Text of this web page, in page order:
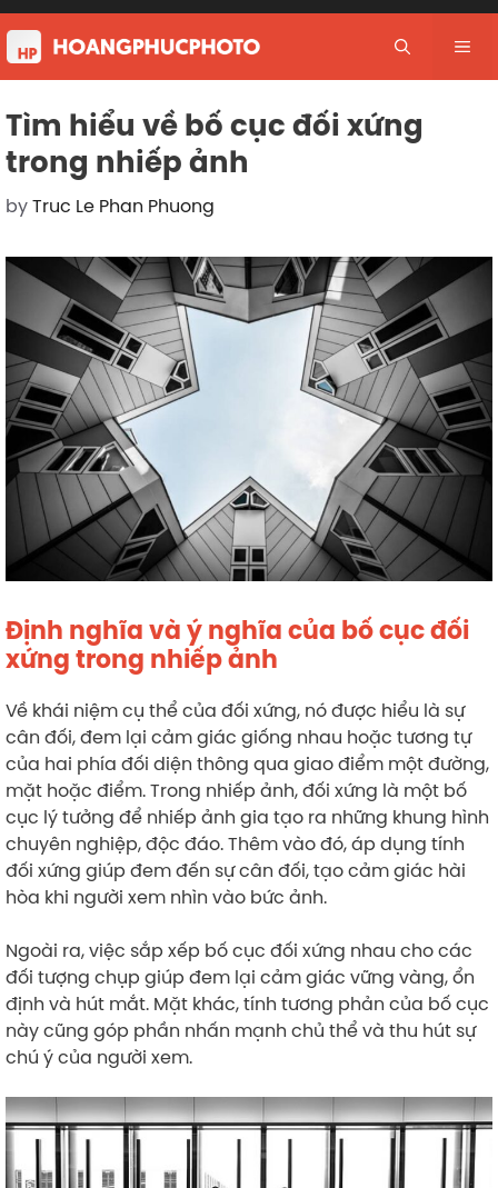
Skip
to
content
Tìm hiểu về bố cục đối xứng
trong nhiếp ảnh
byTruc Le Phan Phuong
Định nghĩa và ý nghĩa của bố cục đối
xứng trong nhiếp ảnh
Về khái niệm cụ thể của đối xứng, nó được hiểu là sự
cân đối, đem lại cảm giác giống nhau hoặc tương tự
của hai phía đối diện thông qua giao điểm một đường,
mặt hoặc điểm. Trong nhiếp ảnh, đối xứng là một bố
cục lý tưởng để nhiếp ảnh gia tạo ra những khung hình
chuyên nghiệp, độc đáo. Thêm vào đó, áp dụng tính
đối xứng giúp đem đến sự cân đối, tạo cảm giác hài
hòa khi người xem nhìn vào bức ảnh.
Ngoài ra, việc sắp xếp bố cục đối xứng nhau cho các
đối tượng chụp giúp đem lại cảm giác vững vàng, ổn
định và hút mắt. Mặt khác, tính tương phản của bố cục
này cũng góp phần nhấn mạnh chủ thể và thu hút sự
chú ý của người xem.